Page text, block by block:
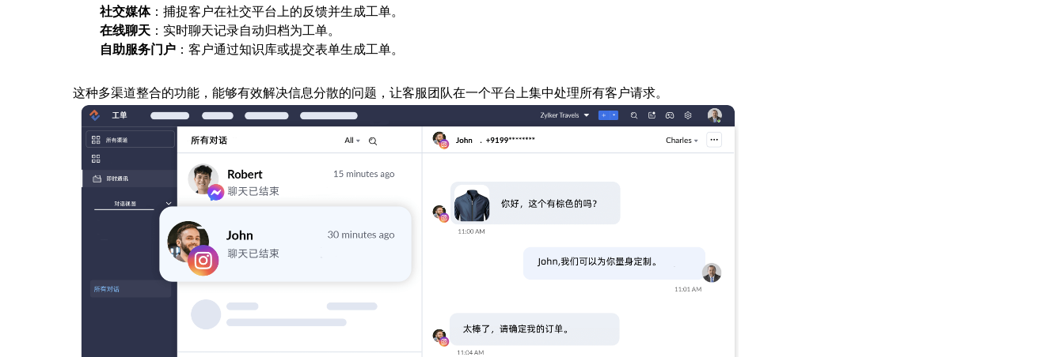
社交媒体：捕捉客户在社交平台上的反馈并生成工单。
在线聊天 ：实时聊天记录自动归档为工单。
自助服务门户 ：客户通过知识库或提交表单生成工单。
这种多渠道整合的功能，能够有效解决信息分散的问题，让客服团队在一个平台上集中处理所有客户请求。